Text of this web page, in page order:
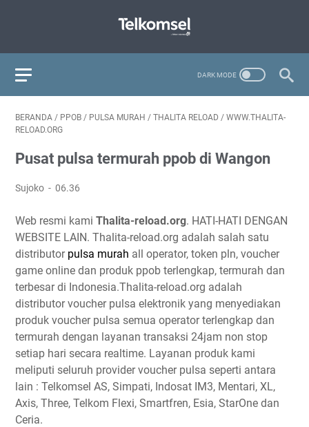
BERANDA / PPOB / PULSA MURAH / THALITA RELOAD / WWW.THALITA-
RELOAD.ORG
Pusat pulsa termurah ppob di Wangon
Sujoko 06.36
Web resmi kami Thalita-reload.org. HATI-HATI DENGAN
WEBSITE LAIN. Thalita-reload.org adalah salah satu
distributor pulsa murah all operator, token pln, voucher
game online dan produk ppob terlengkap, termurah dan
terbesar di Indonesia.Thalita-reload.org adalah
distributor voucher pulsa elektronik yang menyediakan
produk voucher pulsa semua operator terlengkap dan
termurah dengan layanan transaksi 24jam non stop
setiap hari secara realtime. Layanan produk kami
meliputi seluruh provider voucher pulsa seperti antara
lain : Telkomsel AS, Simpati, Indosat IM3, Mentari, XL,
Axis, Three, Telkom Flexi, Smartfren, Esia, StarOne dan
Ceria.